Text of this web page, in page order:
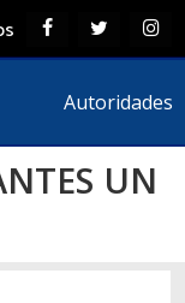
Autoridades
UN